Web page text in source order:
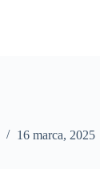
16 marca, 2025